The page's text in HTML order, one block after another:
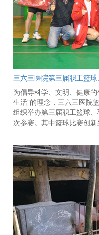
三六三医院第三届职工篮
为倡导科学、文明、健康
生活”的理念，三六三医院
组织举办第三届职工篮球
次参赛。其中篮球比赛创